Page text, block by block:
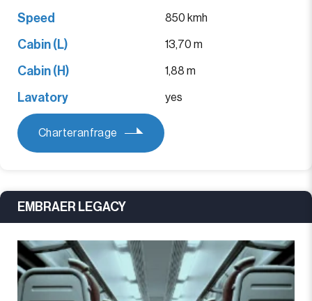
Speed 850 kmh
Cabin (L) 13,70 m
Cabin (H) 1,88 m
Lavatory yes
Charteranfrage
EMBRAER LEGACY